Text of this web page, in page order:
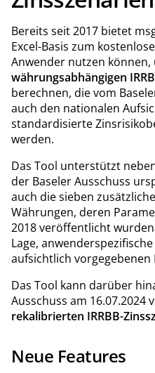
Bereits seit 2017 bietet
Excel-Basis zum
Anwender nutzen können,
währungsabhängigen
berechnen, die vom
auch den nationalen
standardisierte
werden.
Das Tool unterstützt
der Baseler Ausschuss
auch die sieben
Währungen, deren
2018 veröffentlicht
Lage,
aufsichtlich
Das Tool kann darüber
Ausschuss am 16.07.2024
rekalibrierten IRRBB-
Neue Features